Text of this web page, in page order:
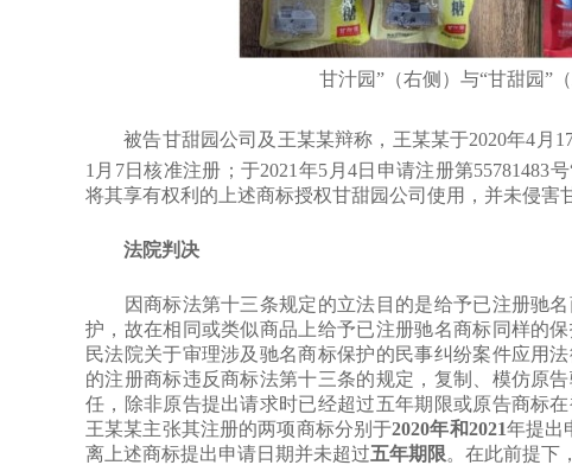
甘汁园”（右侧）与“甘甜园”
被告甘甜园公司及王某某辩称，王某某于2020年4月17
1月7日核准注册；于2021年5月4日申请注册第55781483号
将其享有权利的上述商标授权甘甜园公司使用，并未侵害
法院判决
因商标法第十三条规定的立法目的是给予已注册驰名
护，故在相同或类似商品上给予已注册驰名商标同样的
民法院关于审理涉及驰名商标保护的民事纠纷案件应用
的注册商标违反商标法第十三条的规定，复制、模仿原
任，除非原告提出请求时已经超过五年期限或原告商标
王某某主张其注册的两项商标分别于2020年和2021年提出
离上述商标提出申请日期并未超过五年期限。在此前提下